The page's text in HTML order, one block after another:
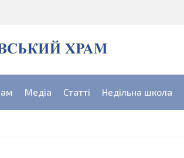
Медіа Статті Недільна школа